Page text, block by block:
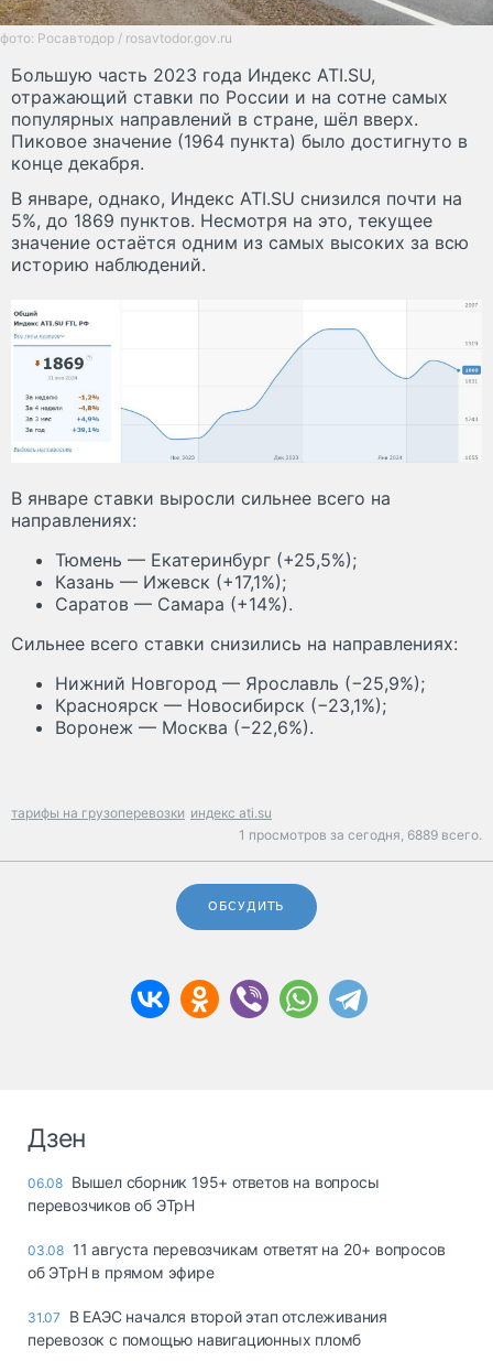
фото: Росавтодор / rosavtodor.gov.ru
Большую часть 2023 года Индекс ATI.SU,
отражающий ставки по России и на сотне самых
популярных направлений в стране, шёл вверх.
Пиковое значение (1964 пункта) было достигнуто в
конце декабря.
В январе, однако, Индекс ATI.SU снизился почти на
5%, до 1869 пунктов. Несмотря на это, текущее
значение остаётся одним из самых высоких за всю
историю наблюдений.
В январе ставки выросли сильнее всего на
направлениях:
Тюмень — Екатеринбург (+25,5%);
Казань — Ижевск (+17,1%);
Саратов — Самара (+14%).
Сильнее всего ставки снизились на направлениях:
Нижний Новгород — Ярославль (−25,9%);
Красноярск — Новосибирск (−23,1%);
Воронеж — Москва (−22,6%).
тарифы на грузоперевозки индекс ati.su
1 просмотров за сегодня, 6889 всего.
ОБСУДИТЬ
Дзен
06.08 Вышел сборник 195+ ответов на вопросы
перевозчиков об ЭТрН
03.08 11 августа перевозчикам ответят на 20+ вопросов
об ЭТрН в прямом эфире
31.07
В ЕАЭС начался второй этап отслеживания
перевозок с помощью навигационных пломб